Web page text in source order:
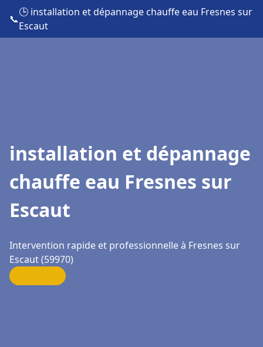
📞
🕒 installation et dépannage chauffe eau Fresnes sur
Escaut
installation et dépannage
chauffe eau Fresnes sur
Escaut
Intervention rapide et professionnelle à Fresnes sur
Escaut (59970)